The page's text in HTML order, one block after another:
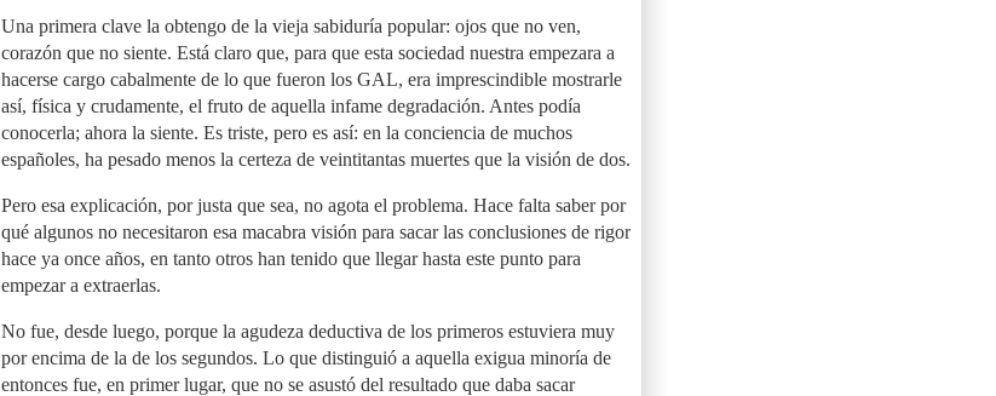
Una primera clave la obtengo de la vieja sabiduría popular: ojos que no ven,
corazón que no siente. Está claro que, para que esta sociedad nuestra empezara a
hacerse cargo cabalmente de lo que fueron los GAL, era imprescindible mostrarle
así, física y crudamente, el fruto de aquella infame degradación. Antes podía
conocerla; ahora la siente. Es triste, pero es así: en la conciencia de muchos
españoles, ha pesado menos la certeza de veintitantas muertes que la visión de dos.
Pero esa explicación, por justa que sea, no agota el problema. Hace falta saber por
qué algunos no necesitaron esa macabra visión para sacar las conclusiones de rigor
hace ya once años, en tanto otros han tenido que llegar hasta este punto para
empezar a extraerlas.
No fue, desde luego, porque la agudeza deductiva de los primeros estuviera muy
por encima de la de los segundos. Lo que distinguió a aquella exigua minoría de
entonces fue, en primer lugar, que no se asustó del resultado que daba sacar